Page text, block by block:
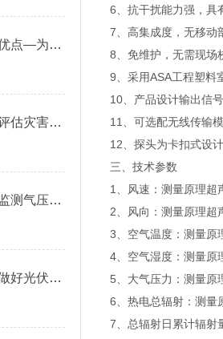
分布式光伏环境监测仪的优点—为光伏系统布局和角度调整提供科学依据
光伏环境监测仪是什么—评估灾害环境对组件性能的影响，提前采取防护措施
光伏环境监测仪的作用—监测气压和紫外线强度，评估环境对组件性能的影响
光伏环境监测仪八要素—做好光伏电站环境监测，提升电站可管理性保障发电
6、抗干扰能力强，具
7、高集成度，无移动
8、免维护，无需现场
9、采用ASA工程塑料
10、产品设计输出信
11、可选配无线传输
12、探头为卡扣式设
三、技术参数
1、风速：测量原理超
2、风向：测量原理超
3、空气温度：测量
4、空气湿度：测量原
5、大气压力：测量原
6、热电总辐射：测量
7、总辐射日累计辐射